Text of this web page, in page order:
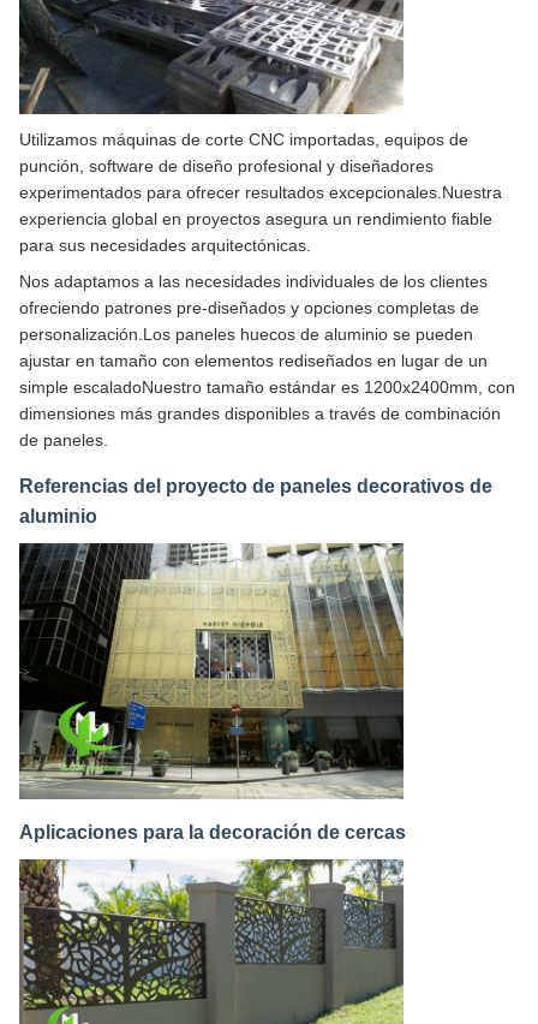
Utilizamos máquinas de corte CNC importadas, equipos de
punción, software de diseño profesional y diseñadores
experimentados para ofrecer resultados excepcionales.Nuestra
experiencia global en proyectos asegura un rendimiento fiable
para sus necesidades arquitectónicas.
Nos adaptamos a las necesidades individuales de los clientes
ofreciendo patrones pre-diseñados y opciones completas de
personalización.Los paneles huecos de aluminio se pueden
ajustar en tamaño con elementos rediseñados en lugar de un
simple escaladoNuestro tamaño estándar es 1200x2400mm, con
dimensiones más grandes disponibles a través de combinación
de paneles.
Referencias del proyecto de paneles decorativos de
aluminio
Aplicaciones para la decoración de cercas